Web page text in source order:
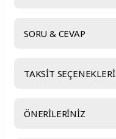
SORU & CEVAP
TAKSİT SEÇENEKLERİ
ÖNERİLERİNİZ